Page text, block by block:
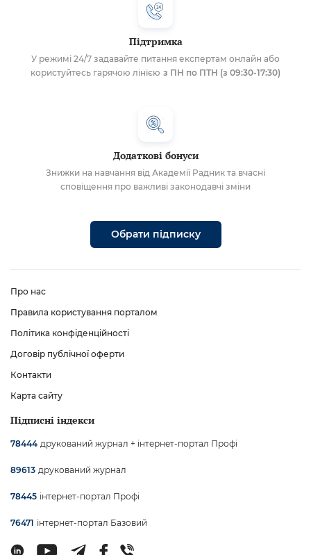
Підтримка
У режимі 24/7 задавайте питання експертам онлайн або
користуйтесь гарячою лінією з ПН по ПТН (з 09:30-17:30)
Додаткові бонуси
Знижки на навчання від Академії Радник та вчасні
сповіщення про важливі законодавчі зміни
Обрати підписку
Про нас
Правила користування порталом
Політика конфіденційності
Договір публічної оферти
Контакти
Карта сайту
Підписні індекси
78444 друкований журнал + інтернет-портал Профі
89613 друкований журнал
78445 інтернет-портал Профі
76471 інтернет-портал Базовий